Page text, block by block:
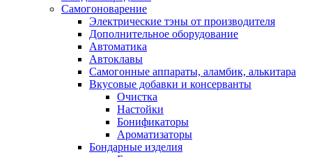
Самогоноварение
Электрические тэны от производителя
Дополнительное оборудование
Автоматика
Автоклавы
Самогонные аппараты, аламбик, алькитара
Вкусовые добавки и консерванты
Очистка
Настойки
Бонификаторы
Ароматизаторы
Бондарные изделия